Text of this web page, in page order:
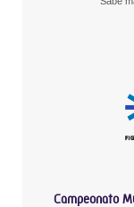
Campeonato